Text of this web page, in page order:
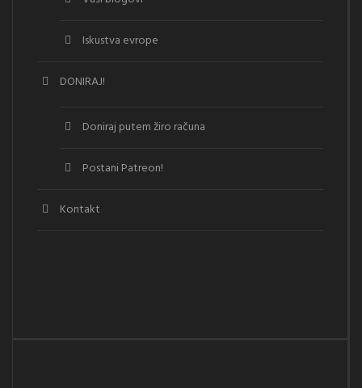
Iskustva evrope
DONIRAJ!
Doniraj putem žiro računa
Postani Patreon!
Kontakt